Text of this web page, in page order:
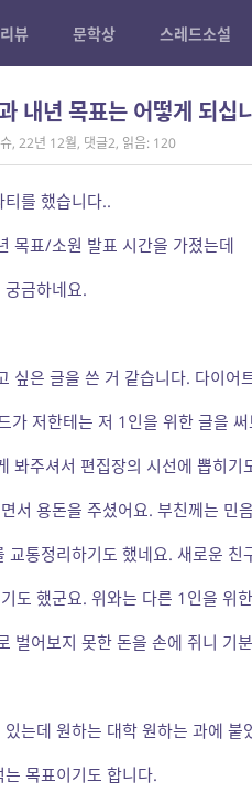
리뷰 문학상 스레드소설
내년 목표는 어떻게 되십
, 22년 12월, 댓글2, 읽음: 120
를 했습니다..
목표/소원 발표 시간을 가졌는데
금하네요.
싶은 글을 쓴 거 같습니다. 다이어
가 저한테는 저 1인을 위한 글을
봐주셔서 편집장의 시선에 뽑히기
서 용돈을 주셨어요. 부친께는 민
교통정리하기도 했네요. 새로운 친
도 했군요. 위와는 다른 1인을 위
벌어보지 못한 돈을 손에 쥐니 기
는데 원하는 대학 원하는 과에 붙
목표이기도 합니다.